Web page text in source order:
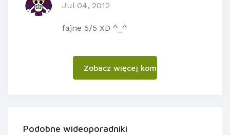
Jul 04, 2012
fajne 5/5 XD ^_^
Zobacz więcej komentarzy
Podobne wideoporadniki